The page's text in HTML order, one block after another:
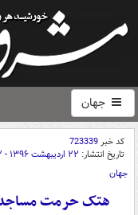
جهان
کد خبر723339
تاریخ انتشار: ۲۲ اردیبهشت ۱۳۹۶ - ۱۴:۵۲
جهان
هتک حرمت مساجد